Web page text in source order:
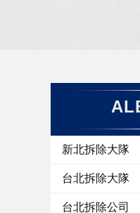
新北拆除大隊
台北拆除大隊
台北拆除公司